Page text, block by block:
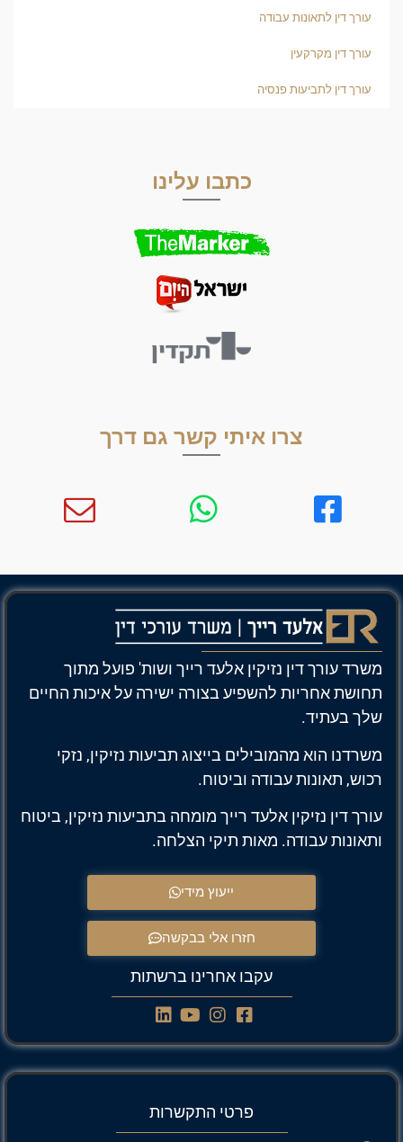
עורך דין לתאונות עבודה
עורך דין מקרקעין
עורך דין לתביעות פנסיה
כתבו עלינו
צרו איתי קשר גם דרך
משרד עורך דין נזיקין אלעד רייך ושות' פועל מתוך
תחושת אחריות להשפיע בצורה ישירה על איכות החיים
שלך בעתיד.
משרדנו הוא מהמובילים בייצוג תביעות נזיקין, נזקי
רכוש, תאונות עבודה וביטוח.
עורך דין נזיקין אלעד רייך מומחה בתביעות נזיקין, ביטוח
ותאונות עבודה. מאות תיקי הצלחה.
ייעוץ מידי
חזרו אלי בבקשה
עקבו אחרינו ברשתות
פרטי התקשרות